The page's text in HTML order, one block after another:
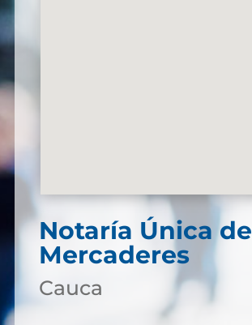
Notaría Única de
Mercaderes
Cauca